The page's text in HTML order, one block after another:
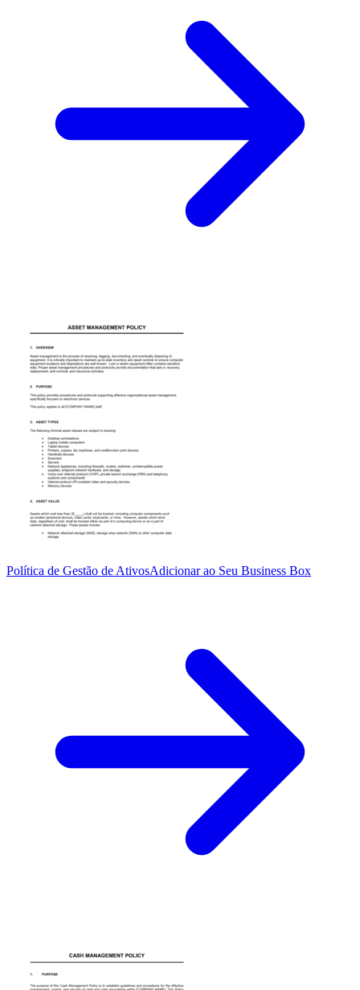
Política de Gestão de AtivosAdicionar ao Seu Business Box